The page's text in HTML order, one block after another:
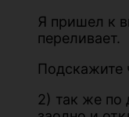
Я пришел к
переливает.
Подскажите
2) так же по